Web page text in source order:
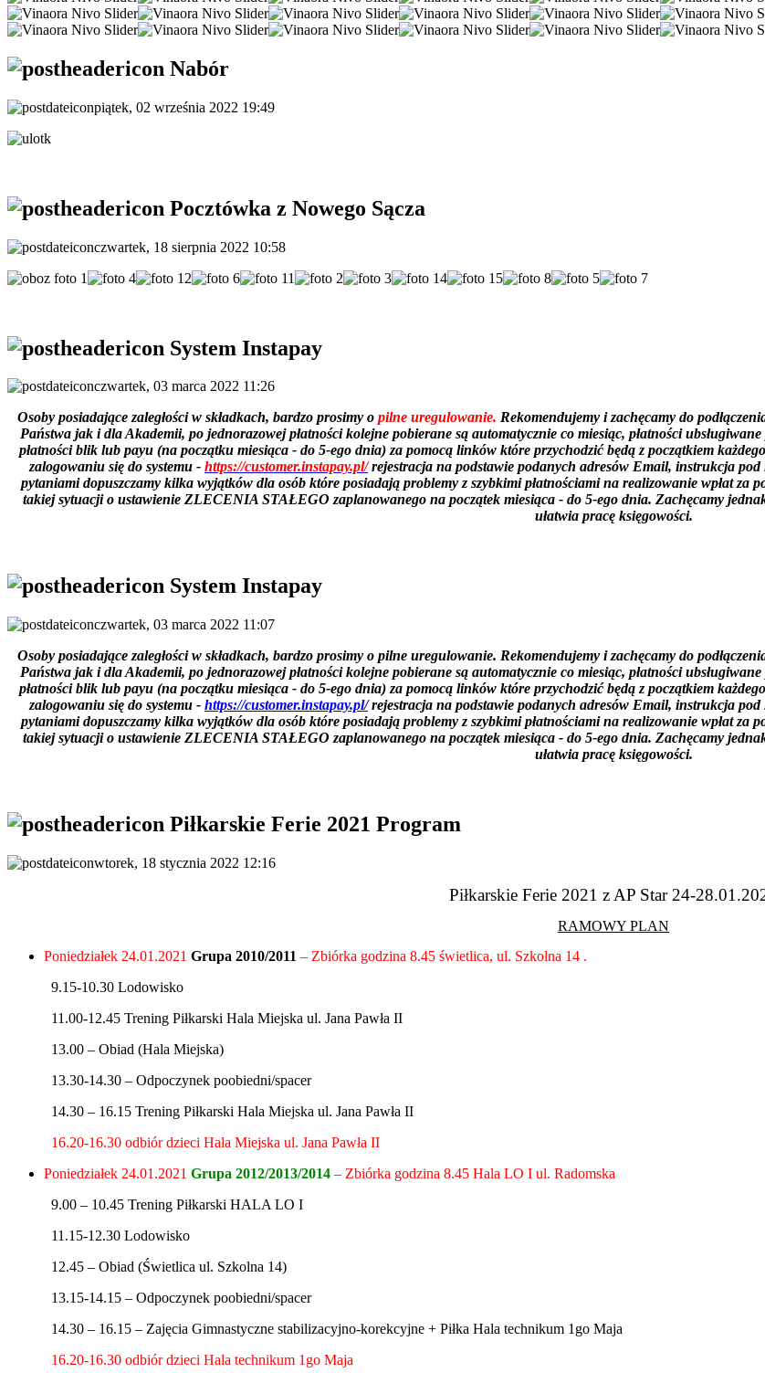
Nabór
piątek, 02 września 2022 19:49
Pocztówka z Nowego Sącza
czwartek, 18 sierpnia 2022 10:58
System Instapay
czwartek, 03 marca 2022 11:26
Osoby posiadające zaległości w składkach, bardzo prosimy o pilne uregulowanie. Rekomendujemy i zachęcamy do
Państwa jak i dla Akademii, po jednorazowej płatności kolejne pobierane są automatycznie co miesiąc, płatności
płatności blik lub payu (na początku miesiąca - do 5-ego dnia) za pomocą linków które przychodzić będą z początkiem
zalogowaniu się do systemu - https://customer.instapay.pl/rejestracja na podstawie podanych adresów Email, instrukcja
pytaniami dopuszczamy kilka wyjątków dla osób które posiadają problemy z szybkimi płatnościami na realizowanie wpłat za
takiej sytuacji o ustawienie ZLECENIA STAŁEGO zaplanowanego na początek miesiąca - do 5-ego dnia. Zachęcamy
ułatwia pracę księgowości.
System Instapay
czwartek, 03 marca 2022 11:07
Osoby posiadające zaległości w składkach, bardzo prosimy o pilne uregulowanie. Rekomendujemy i zachęcamy do
Państwa jak i dla Akademii, po jednorazowej płatności kolejne pobierane są automatycznie co miesiąc, płatności
płatności blik lub payu (na początku miesiąca - do 5-ego dnia) za pomocą linków które przychodzić będą z początkiem
zalogowaniu się do systemu - https://customer.instapay.pl/rejestracja na podstawie podanych adresów Email, instrukcja
pytaniami dopuszczamy kilka wyjątków dla osób które posiadają problemy z szybkimi płatnościami na realizowanie wpłat za
takiej sytuacji o ustawienie ZLECENIA STAŁEGO zaplanowanego na początek miesiąca - do 5-ego dnia. Zachęcamy
ułatwia pracę księgowości.
Piłkarskie Ferie 2021 Program
wtorek, 18 stycznia 2022 12:16
Piłkarskie Ferie 2021 z AP Star 24-
RAMOWY PLAN
Poniedziałek 24.01.2021 Grupa 2010/2011 – Zbiórka godzina 8.45 świetlica, ul. Szkolna 14 .
9.15-10.30 Lodowisko
11.00-12.45 Trening Piłkarski Hala Miejska ul. Jana Pawła II
13.00 – Obiad (Hala Miejska)
13.30-14.30 – Odpoczynek poobiedni/spacer
14.30 – 16.15 Trening Piłkarski Hala Miejska ul. Jana Pawła II
16.20-16.30 odbiór dzieci Hala Miejska ul. Jana Pawła II
Poniedziałek 24.01.2021 Grupa 2012/2013/2014 – Zbiórka godzina 8.45 Hala LO I ul. Radomska
9.00 – 10.45 Trening Piłkarski HALA LO I
11.15-12.30 Lodowisko
12.45 – Obiad (Świetlica ul. Szkolna 14)
13.15-14.15 – Odpoczynek poobiedni/spacer
14.30 – 16.15 – Zajęcia Gimnastyczne stabilizacyjno-korekcyjne + Piłka Hala technikum 1go Maja
16.20-16.30 odbiór dzieci Hala technikum 1go Maja